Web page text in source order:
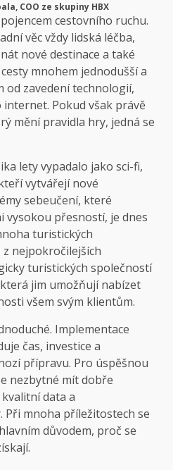
COO ze skupiny HBX
cestovního ruchu.
věc vždy lidská léčba,
nové destinace a také
mnohem jednodušší a
od zavedení technologií,
Pokud však právě
mění pravidla hry, jedná se
lety vypadalo jako sci-fi,
vytvářejí nové
sebeučení, které
vysokou přesností, je dnes
turistických
nejpokročilejších
turistických společností
jim umožňují nabízet
všem svým klientům.
Implementace
čas, investice a
přípravu. Pro úspěšnou
nezbytné mít dobře
data a
Při mnoha příležitostech se
důvodem, proč se